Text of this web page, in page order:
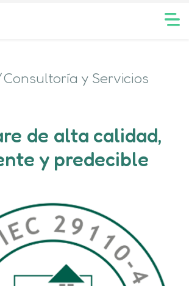
y Servicios
de alta calidad,
y predecible